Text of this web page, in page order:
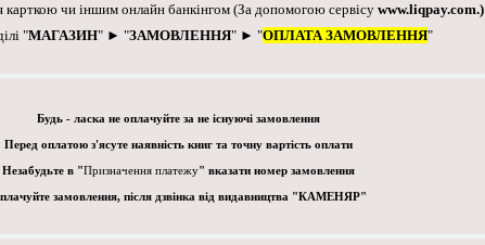
карткою чи іншим онлайн банкінгом(За допомогою сервісу www.liqpay.com.)
"МАГАЗИН" ► "ЗАМОВЛЕННЯ" ► "ОПЛАТА ЗАМОВЛЕННЯ"
Будь - ласка не оплачуйте за не існуючі замовлення
Перед оплатою з'ясуте наявність книг та точну вартість оплати
Незабудьте в "Призначення платежу" вказати номер замовлення
замовлення, після дзвінка від видавництва "КАМЕНЯР"